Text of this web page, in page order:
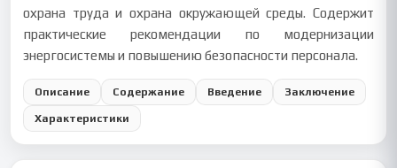
охрана труда и охрана окружающей среды. Содержит
практические рекомендации по модернизации
энергосистемы и повышению безопасности персонала.
Описание Содержание Введение Заключение
Характеристики